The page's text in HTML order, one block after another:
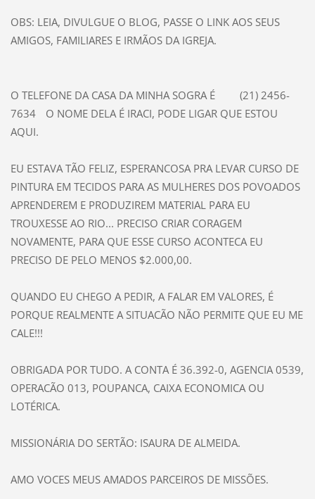
OBS: LEIA, DIVULGUE O BLOG, PASSE O LINK AOS SEUS
AMIGOS, FAMILIARES E IRMÃOS DA IGREJA.
O TELEFONE DA CASA DA MINHA SOGRA É
(21) 2456-
7634
O NOME DELA É IRACI, PODE LIGAR QUE ESTOU
AQUI.
EU ESTAVA TÃO FELIZ, ESPERANCOSA PRA LEVAR CURSO DE
PINTURA EM TECIDOS PARA AS MULHERES DOS POVOADOS
APRENDEREM E PRODUZIREM MATERIAL PARA EU
TROUXESSE AO RIO... PRECISO CRIAR CORAGEM
NOVAMENTE, PARA QUE ESSE CURSO ACONTECA EU
PRECISO DE PELO MENOS $2.000,00.
QUANDO EU CHEGO A PEDIR, A FALAR EM VALORES, É
PORQUE REALMENTE A SITUACÃO NÃO PERMITE QUE EU ME
CALE!!!
OBRIGADA POR TUDO. A CONTA É 36.392-0, AGENCIA 0539,
OPERACÃO 013, POUPANCA, CAIXA ECONOMICA OU
LOTÉRICA.
MISSIONÁRIA DO SERTÃO: ISAURA DE ALMEIDA.
AMO VOCES MEUS AMADOS PARCEIROS DE MISSÕES.